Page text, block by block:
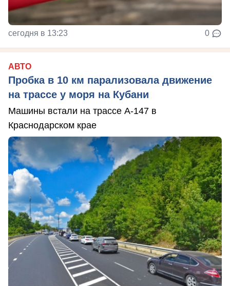
сегодня в 13:23 0
АВТО
Пробка в 10 км парализовала движение
на трассе у моря на Кубани
Машины встали на трассе А-147 в
Краснодарском крае